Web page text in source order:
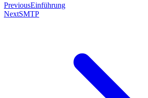
PreviousEinführung
NextSMTP